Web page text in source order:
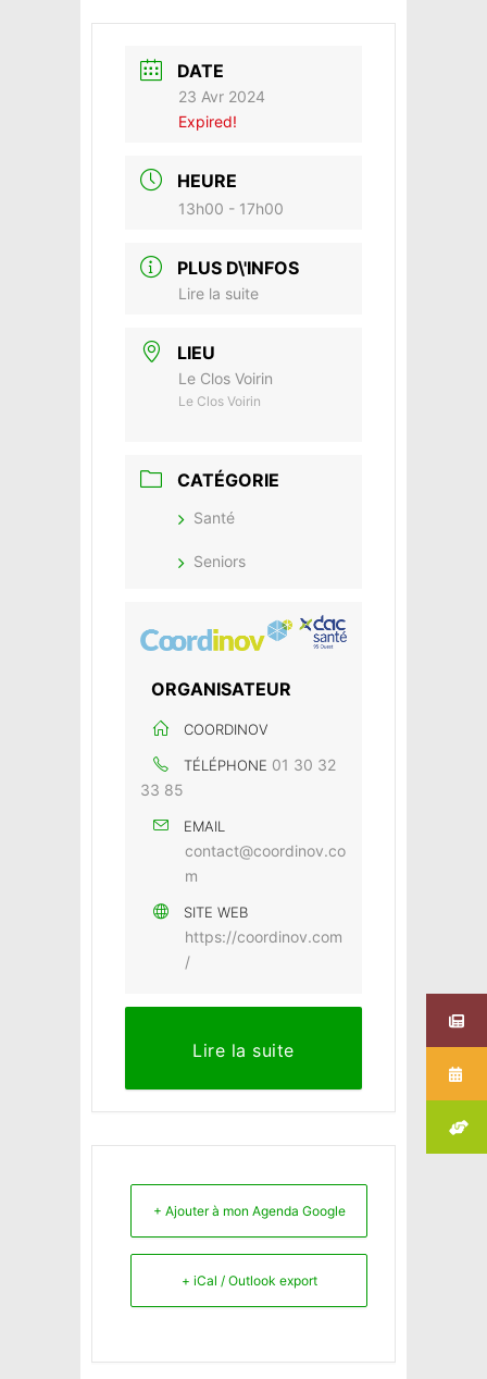
DATE
23 Avr 2024
Expired!
HEURE
13h00 - 17h00
PLUS D\'INFOS
Lire la suite
LIEU
Le Clos Voirin
Le Clos Voirin
CATÉGORIE
Santé
Seniors
ORGANISATEUR
COORDINOV
TÉLÉPHONE 01 30 32
33 85
EMAIL
contact@coordinov.co
m
SITE WEB
https://coordinov.com
/
Lire la suite
+ Ajouter à mon Agenda Google
+ iCal / Outlook export